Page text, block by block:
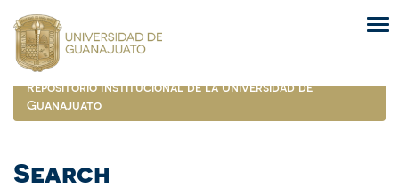
navigation
Repositorio Institucional de la Universidad de
Guanajuato
Search